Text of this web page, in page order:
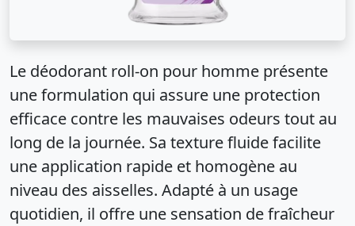
Le déodorant roll-on pour homme présente
une formulation qui assure une protection
efficace contre les mauvaises odeurs tout au
long de la journée. Sa texture fluide facilite
une application rapide et homogène au
niveau des aisselles. Adapté à un usage
quotidien, il offre une sensation de fraîcheur